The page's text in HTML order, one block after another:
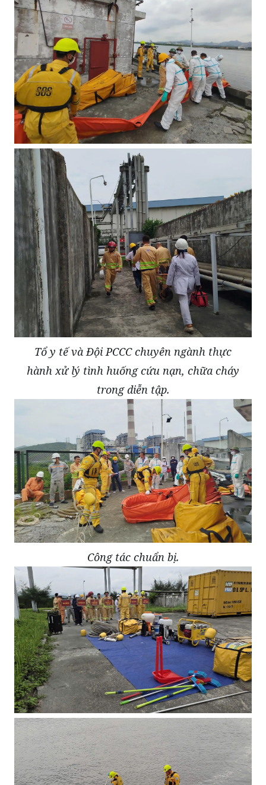
Tổ y tế và Đội PCCC chuyên ngành thực
hành xử lý tình huống cứu nạn, chữa cháy
trong diễn tập.
Công tác chuẩn bị.